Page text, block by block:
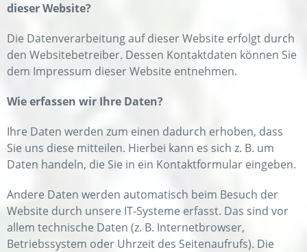
dieser Website?
Die Datenverarbeitung auf dieser Website erfolgt durch
den Websitebetreiber. Dessen Kontaktdaten können Sie
dem Impressum dieser Website entnehmen.
Wie erfassen wir Ihre Daten?
Ihre Daten werden zum einen dadurch erhoben, dass
Sie uns diese mitteilen. Hierbei kann es sich z. B. um
Daten handeln, die Sie in ein Kontaktformular eingeben.
Andere Daten werden automatisch beim Besuch der
Website durch unsere IT-Systeme erfasst. Das sind vor
allem technische Daten (z. B. Internetbrowser,
Betriebssystem oder Uhrzeit des Seitenaufrufs). Die